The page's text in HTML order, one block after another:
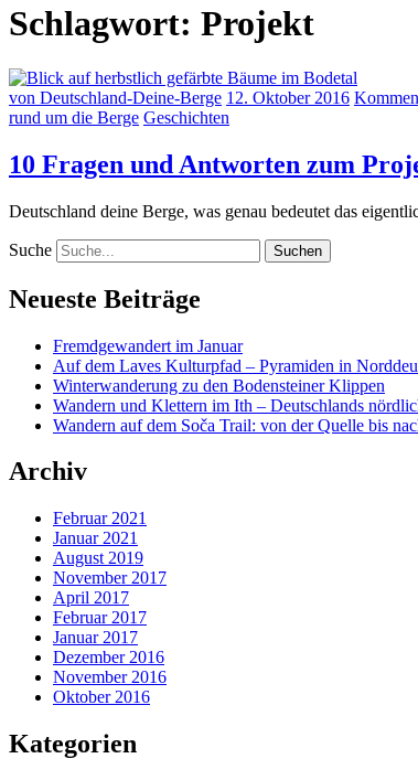
Schlagwort: Projekt
von Deutschland-Deine-Berge 12. Oktober 2016
rund um die Berge Geschichten
10 Fragen und Antworten zum
Deutschland deine Berge, was genau bedeutet das
Suche
Neueste Beiträge
Fremdgewandert im Januar
Auf dem Laves Kulturpfad – Pyramiden in
Winterwanderung zu den Bodensteiner Klippen
Wandern und Klettern im Ith – Deutschlands
Wandern auf dem Soča Trail: von der Quelle bis
Archiv
Februar 2021
Januar 2021
August 2019
November 2017
April 2017
Februar 2017
Januar 2017
Dezember 2016
November 2016
Oktober 2016
Kategorien